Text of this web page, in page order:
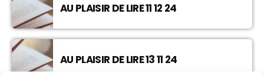
UPCOMING SHOWS
MUSIQUE CHABBATIQUE
07:00 - 08:00
AU PLAISIR DE LIRE 11 12 24
AU PLAISIR DE LIRE 13 11 24